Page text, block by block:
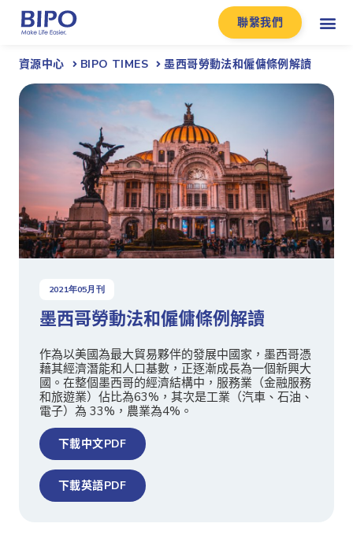
聯繫我們
資源中心 BIPO TIMES 墨西哥勞動法和僱傭條例解讀
2021年05月刊
墨西哥勞動法和僱傭條例解讀
作為以美國為最大貿易夥伴的發展中國家，墨西哥憑
藉其經濟潛能和人口基數，正逐漸成長為一個新興大
國。在整個墨西哥的經濟結構中，服務業（金融服務
和旅遊業）佔比為63%，其次是工業（汽車、石油、
電子）為 33%，農業為4%。
下載中文PDF
下載英語PDF